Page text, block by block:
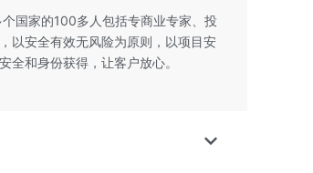
国家的100多人包括专商业专家、投
以安全有效无风险为原则，以项目安
全和身份获得，让客户放心。